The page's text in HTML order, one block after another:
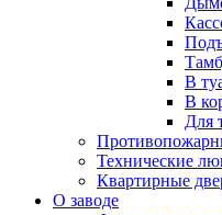
В
В
Для
Технические
Квартирные
О заводе